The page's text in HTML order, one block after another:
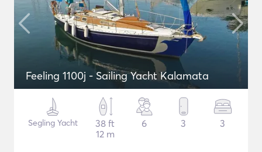
Feeling 1100j - Sailing Yacht Kalamata
Segling Yacht
38 ft
12 m
6 3 3